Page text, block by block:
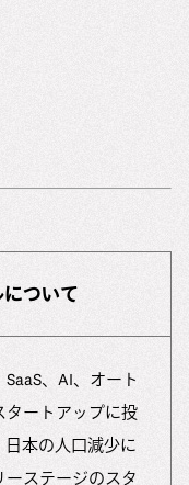
ついて
、AI、オート
タートアップに投
本の人口減少に
ステージのスタ